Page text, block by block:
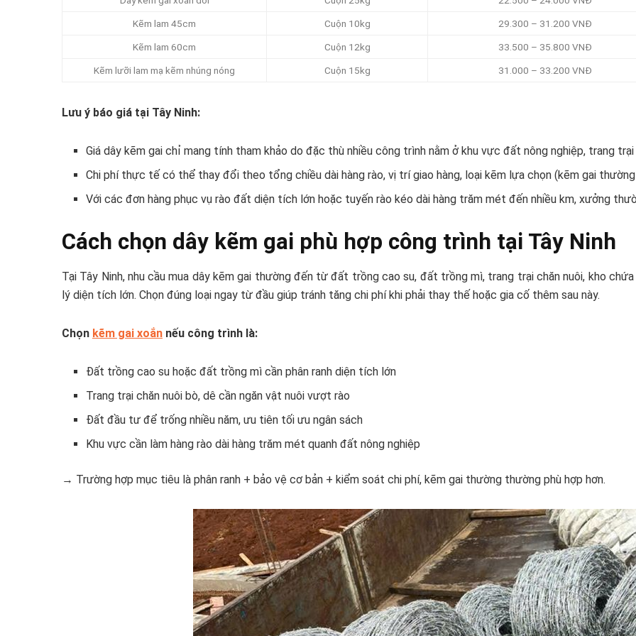
Kẽm lam 45cm Cuộn 10kg 29.300 – 31.200 VNĐ
Kẽm lam 60cm Cuộn 12kg 33.500 – 35.800 VNĐ
Kẽm lưỡi lam mạ kẽm nhúng nóng Cuộn 15kg 31.000 – 33.200 VNĐ
Lưu ý báo giá tại Tây Ninh:
Giá dây kẽm gai chỉ mang tính tham khảo do đặc thù nhiều công trình nằm ở khu vực đất nông nghiệp, trang
Chi phí thực tế có thể thay đổi theo tổng chiều dài hàng rào, vị trí giao hàng, loại kẽm lựa chọn (kẽm gai
Với các đơn hàng phục vụ rào đất diện tích lớn hoặc tuyến rào kéo dài hàng trăm mét đến nhiều km, xưởng
Cách chọn dây kẽm gai phù hợp công trình tại Tây Ninh
Tại Tây Ninh, nhu cầu mua dây kẽm gai thường đến từ đất trồng cao su, đất trồng mì, trang trại chăn nuôi, kho
lý diện tích lớn. Chọn đúng loại ngay từ đầu giúp tránh tăng chi phí khi phải thay thế hoặc gia cố thêm sau này.
Chọn kẽm gai xoắn nếu công trình là:
Đất trồng cao su hoặc đất trồng mì cần phân ranh diện tích lớn
Trang trại chăn nuôi bò, dê cần ngăn vật nuôi vượt rào
Đất đầu tư để trống nhiều năm, ưu tiên tối ưu ngân sách
Khu vực cần làm hàng rào dài hàng trăm mét quanh đất nông nghiệp
→ Trường hợp mục tiêu là phân ranh + bảo vệ cơ bản + kiểm soát chi phí, kẽm gai thường thường phù hợp hơn.